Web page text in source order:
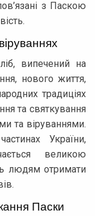
з Паскою
випечений на
нового життя,
традиціях
та святкування
та віруваннями.
України,
великою
людям отримати
Паски